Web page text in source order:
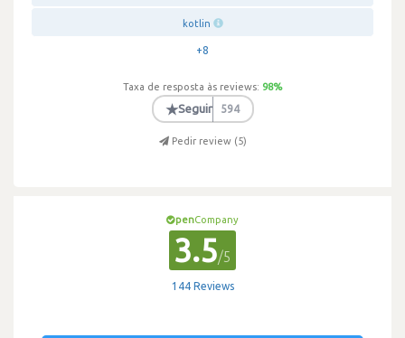
kotlin
+8
Taxa de resposta às reviews: 98%
★Seguir 594
Pedir review (5)
penCompany
3.5/5
144 Reviews